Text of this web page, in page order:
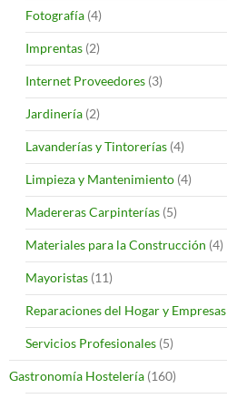
Fotografía (4)
Imprentas (2)
Internet Proveedores (3)
Jardinería (2)
Lavanderías y Tintorerías (4)
Limpieza y Mantenimiento (4)
Madereras Carpinterías (5)
Materiales para la Construcción (4)
Mayoristas (11)
Reparaciones del Hogar y Empresas
Servicios Profesionales (5)
Gastronomía Hostelería (160)